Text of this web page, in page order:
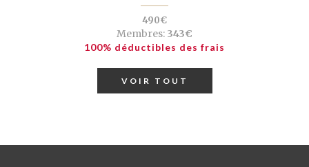
490€
Membres: 343€
100% déductibles des frais
VOIR TOUT